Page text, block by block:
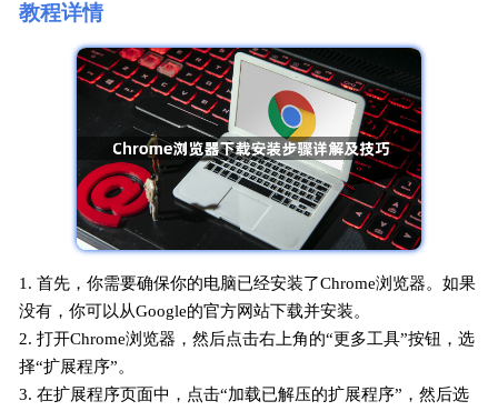
教程详情
1. 首先，你需要确保你的电脑已经安装了Chrome浏览器。如果
没有，你可以从Google的官方网站下载并安装。
2. 打开Chrome浏览器，然后点击右上角的“更多工具”按钮，选
择“扩展程序”。
3. 在扩展程序页面中，点击“加载已解压的扩展程序”，然后选